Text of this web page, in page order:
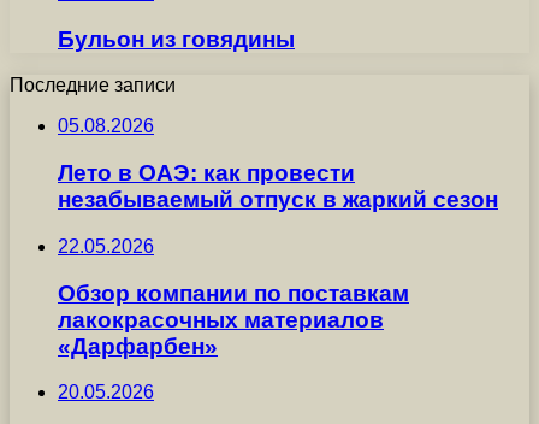
Бульон из говядины
Последние записи
05.08.2026
Лето в ОАЭ: как провести
незабываемый отпуск в жаркий сезон
22.05.2026
Обзор компании по поставкам
лакокрасочных материалов
«Дарфарбен»
20.05.2026